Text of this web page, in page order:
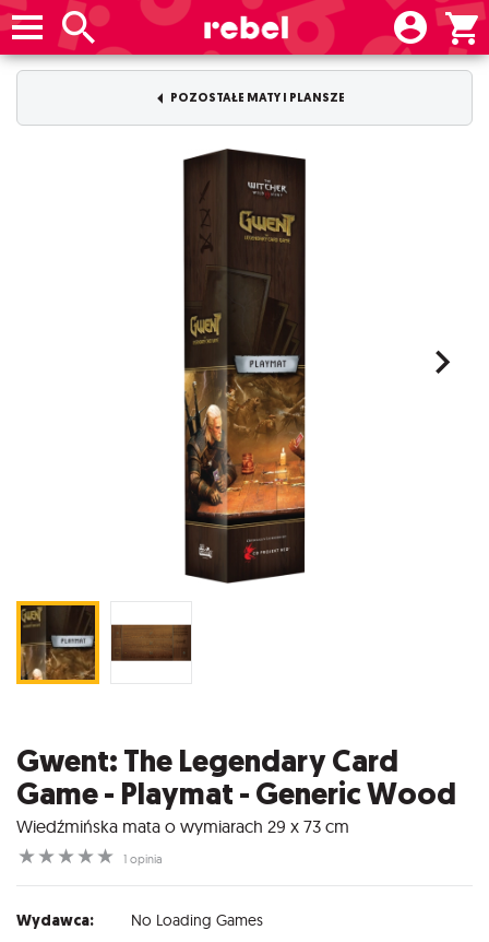
POZOSTAŁE MATY I PLANSZE
Gwent: The Legendary Card
Game - Playmat - Generic Wood
Wiedźmińska mata o wymiarach 29 x 73 cm
☆
☆
☆
☆
☆ 1 opinia
Wydawca: No Loading Games